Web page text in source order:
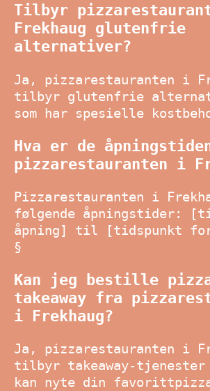
Tilbyr
Frekhaug glutenfrie
alternativer?
Ja, pizzarestauranten i
tilbyr glutenfrie
som har spesielle
Hva er de
pizzarestauranten i
Pizzarestauranten i
følgende åpningstider:
åpning] til [tidspunkt
§
Kan jeg bestille
takeaway fra
i Frekhaug?
Ja, pizzarestauranten i
tilbyr takeaway-
kan nyte din favorittpizza